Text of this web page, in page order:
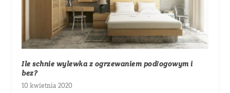
Ile schnie wylewka z ogrzewaniem podłogowym i
bez?
10 kwietnia 2020